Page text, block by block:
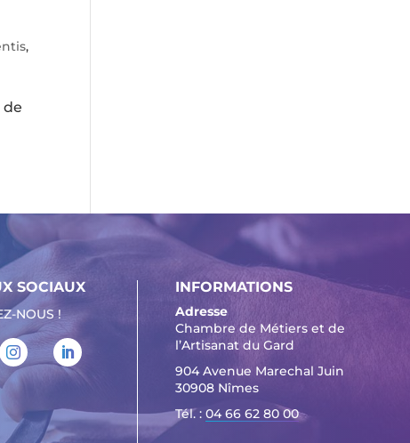
,
de
SOCIAUX
NOUS !
INFORMATIONS
Adresse
Chambre de Métiers et de
l’Artisanat du Gard
904 Avenue Marechal Juin
30908 Nîmes
Tél. :04 66 62 80 00